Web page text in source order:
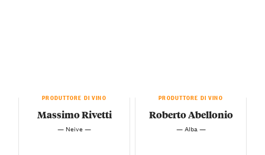
PRODUTTORE DI VINO
Massimo Rivetti
— Neive —
PRODUTTORE DI VINO
Roberto Abellonio
— Alba —